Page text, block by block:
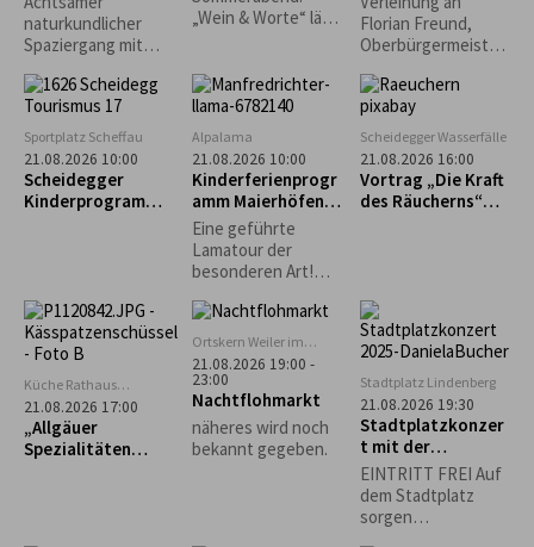
naturkundlicher
Spaziergang mit
Kräuterpädagogin,
Pilzcoach (DGfM)
Dr. med. Helga
Wollmerstedt...
„Wein & Worte“ lädt
Florian Freund,
Oberbürgermeister
Sportplatz Scheffau
21.08.2026 10:00
Scheidegger
Kinderprogramm:
Alpalama
21.08.2026 10:00
Kinderferienprogr
amm Maierhöfen:
Alpalama Familien-
Erlebniszeit
Eine geführte
Lamatour der
besonderen Art!
Familien Pro Familie
60 €.
Scheidegger Wasserfälle
21.08.2026 16:00
Vortrag „Die Kraft
des Räucherns“
Küche Rathaus
Scheidegg
21.08.2026 17:00
„Allgäuer
Spezialitäten
Ortskern Weiler im
Allgäu
21.08.2026 19:00 -
23:00
Nachtflohmarkt
näheres wird noch
bekannt gegeben.
Stadtplatz Lindenberg
21.08.2026 19:30
Stadtplatzkonzer
t mit der
Musikgruppe
"Bährig Böhmisch"
EINTRITT FREI Auf
dem Stadtplatz
sorgen